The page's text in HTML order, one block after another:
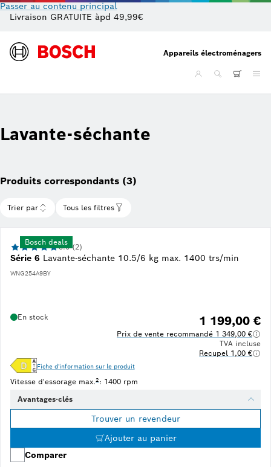
Passer au contenu principal
Livraison GRATUITE àpd 49,99€
Appareils électroménagers
Lavante-séchante
Produits correspondants (3)
Trier par Tous les filtres
Série 6 Lavante-séchante 10.5/6 kg max. 1400 trs/min
WNG254A9BY
5.0 (2)
Bosch deals
En stock 1 199,00 €
Prix de vente recommandé 1 349,00 €
TVA incluse
Recupel 1,00 €
Fiche d'information sur le produit
Vitesse d'essorage max.Note de bas de page 2 : La vitesse d'essorage maximale est
2: 1400 rpm
Avantages-clés
Trouver un revendeur
Ajouter au panier
Comparer